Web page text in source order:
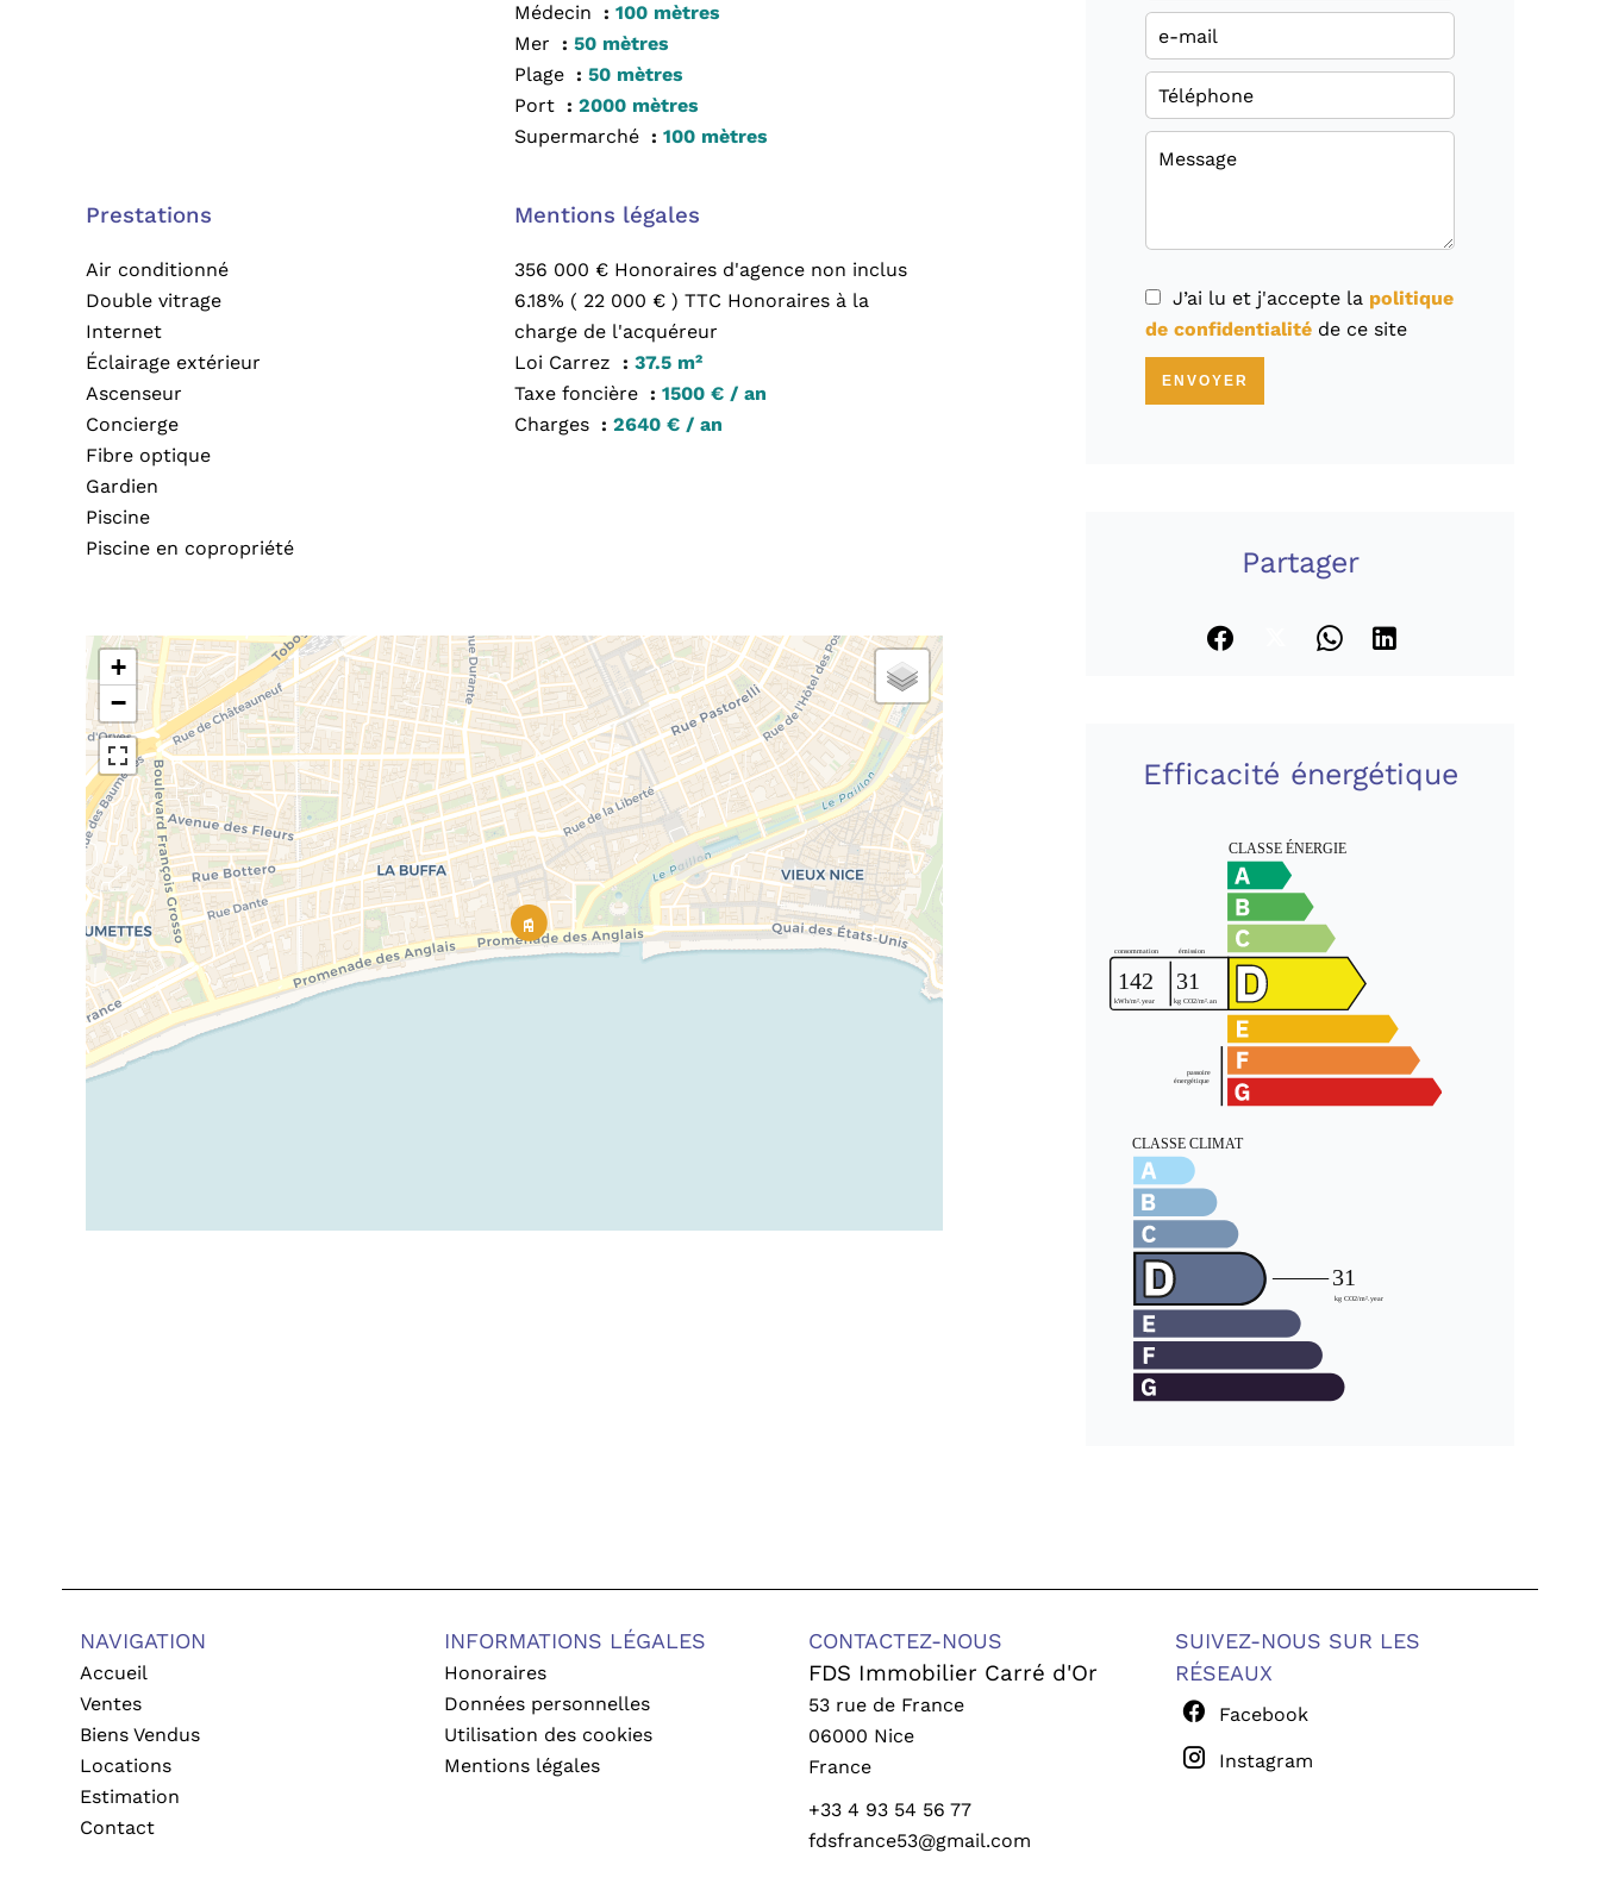
Médecin
100 mètres
Mer
50 mètres
Plage
50 mètres
Port
2000 mètres
Supermarché
100 mètres
Prestations
Air conditionné
Double vitrage
Internet
Éclairage extérieur
Ascenseur
Concierge
Fibre optique
Gardien
Piscine
Piscine en copropriété
Mentions légales
356 000 € Honoraires d'agence non inclus
6.18% ( 22 000 € ) TTC Honoraires à la
charge de l'acquéreur
Loi Carrez
37.5 m²
Taxe foncière
1500 € / an
Charges
2640 € / an
+
−
J’ai lu et j'accepte la politique
de confidentialité de ce site
ENVOYER
Partager
Efficacité énergétique
NAVIGATION
Accueil
Ventes
Biens Vendus
Locations
Estimation
Contact
INFORMATIONS LÉGALES
Honoraires
Données personnelles
Utilisation des cookies
Mentions légales
CONTACTEZ-NOUS
FDS Immobilier Carré d'Or
53 rue de France
06000 Nice
France
+33 4 93 54 56 77
fdsfrance53@gmail.com
SUIVEZ-NOUS SUR LES
RÉSEAUX
Facebook
Instagram